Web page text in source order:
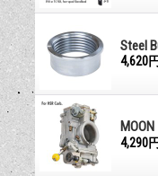
Steel
4,620円
4,290円